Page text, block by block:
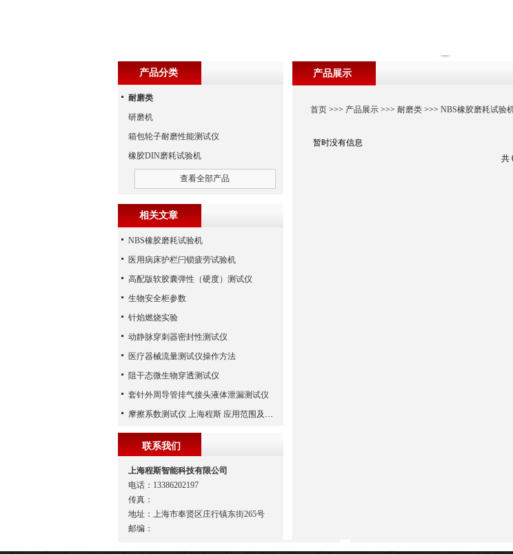
产品展示
首页 >>> 产品展示 >>>耐磨类 >>>NBS橡胶磨耗试验
暂时没有信息
共
产品分类
耐磨类
研磨机
箱包轮子耐磨性能测试仪
橡胶DIN磨耗试验机
查看全部产品
相关文章
NBS橡胶磨耗试验机
医用病床护栏闩锁疲劳试验机
高配版软胶囊弹性（硬度）测试仪
生物安全柜参数
针焰燃烧实验
动静脉穿刺器密封性测试仪
医疗器械流量测试仪操作方法
阻干态微生物穿透测试仪
套针外周导管排气接头液体泄漏测试仪
摩擦系数测试仪 上海程斯 应用范围及特点
联系我们
上海程斯智能科技有限公司
电话：13386202197
传真：
地址：上海市奉贤区庄行镇东街265号
邮编：